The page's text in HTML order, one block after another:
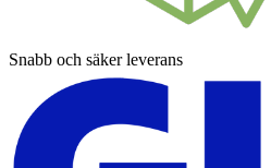
Snabb och säker leverans